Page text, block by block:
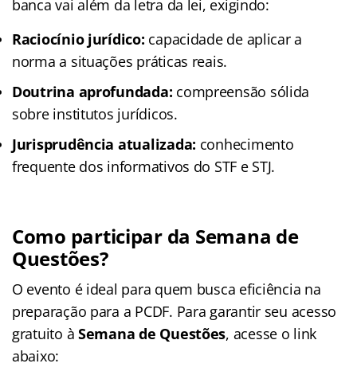
banca vai além da letra da lei, exigindo:
Raciocínio jurídico: capacidade de aplicar a
norma a situações práticas reais.
Doutrina aprofundada: compreensão sólida
sobre institutos jurídicos.
Jurisprudência atualizada: conhecimento
frequente dos informativos do STF e STJ.
Como participar da Semana de
Questões?
O evento é ideal para quem busca eficiência na
preparação para a PCDF. Para garantir seu acesso
gratuito àSemana de Questões, acesse o link
abaixo: